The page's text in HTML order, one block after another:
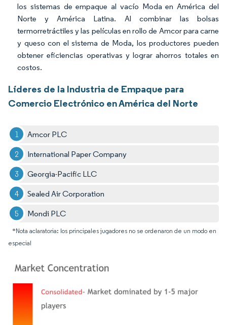
los sistemas de empaque al vacío Moda en América del
Norte y América Latina. Al combinar las bolsas
termorretráctiles y las películas en rollo de Amcor para carne
y queso con el sistema de Moda, los productores pueden
obtener eficiencias operativas y lograr ahorros totales en
costos.
Líderes de la Industria de Empaque para
Comercio Electrónico en América del Norte
Amcor PLC
International Paper Company
Georgia-Pacific LLC
Sealed Air Corporation
Mondi PLC
*Nota aclaratoria: los principales jugadores no se ordenaron de un modo en
especial